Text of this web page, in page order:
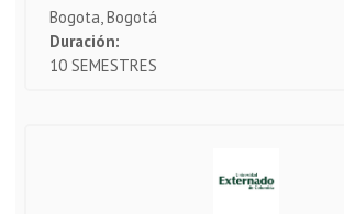
Bogota, Bogotá
Duración:
10 SEMESTRES